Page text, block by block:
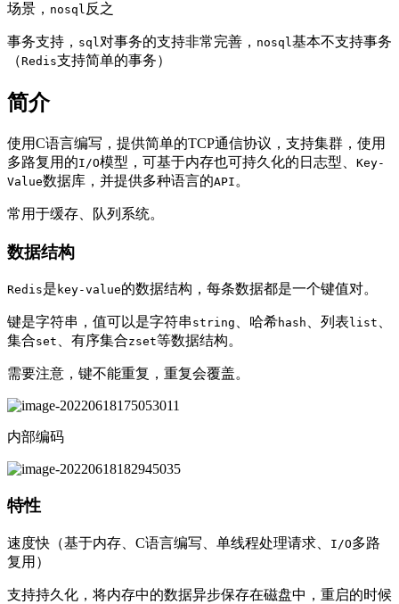
场景， nosql 反之
事务支持， sql对事务的支持非常完善， nosql基本不支持事务
（Redis支持简单的事务）
简介
使用C语言编写，提供简单的TCP通信协议，支持集群，使用
多路复用的I/O模型，可基于内存也可持久化的日志型、 Key-
Value数据库，并提供多种语言的API 。
常用于缓存、队列系统。
数据结构
Redis是 key-value的数据结构，每条数据都是一个键值对。
键是字符串，值可以是字符串 string 、哈希hash 、列表 list
集合set 、有序集合zset等数据结构。
需要注意，键不能重复，重复会覆盖。
内部编码
特性
速度快（基于内存、C语言编写、单线程处理请求、 I/O多路
复用）
支持持久化，将内存中的数据异步保存在磁盘中，重启的时候